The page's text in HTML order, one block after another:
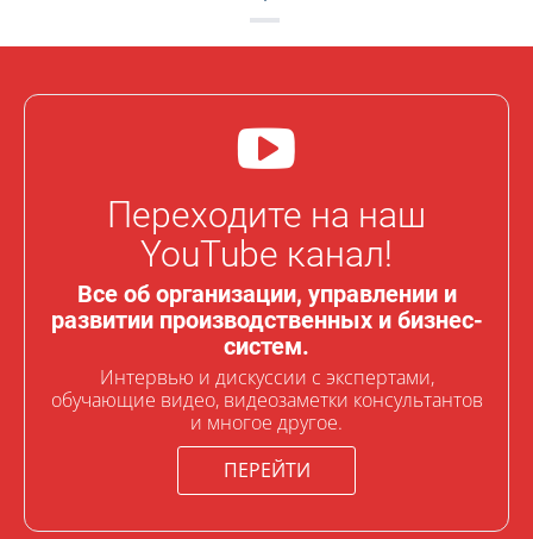
Переходите на наш
YouTube канал!
Все об организации, управлении и
развитии производственных и бизнес-
систем.
Интервью и дискуссии с экспертами,
обучающие видео, видеозаметки консультантов
и многое другое.
ПЕРЕЙТИ